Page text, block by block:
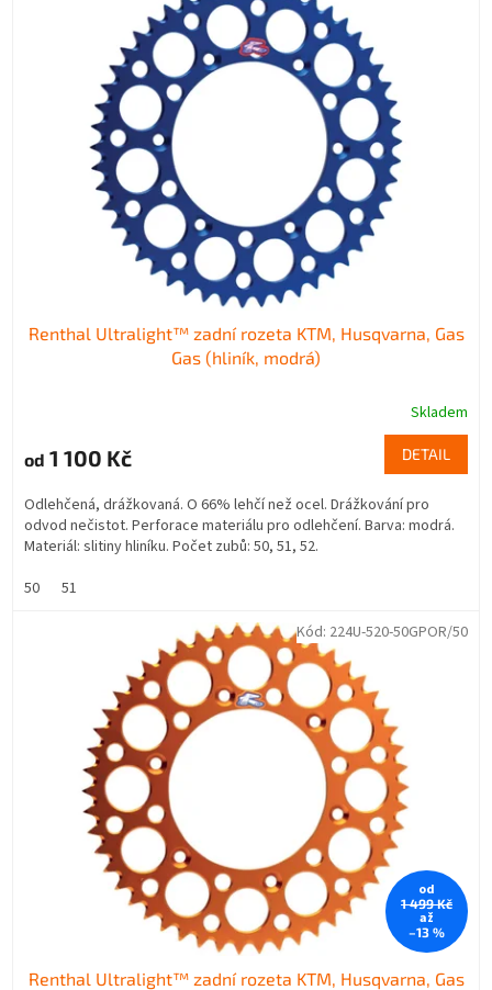
Renthal Ultralight™ zadní rozeta KTM, Husqvarna, Gas
Gas (hliník, modrá)
Skladem
od 1 100 Kč DETAIL
Odlehčená, drážkovaná. O 66% lehčí než ocel. Drážkování pro
odvod nečistot. Perforace materiálu pro odlehčení. Barva: modrá.
Materiál: slitiny hliníku. Počet zubů: 50, 51, 52.
50
51
od
1 499 Kč
až
–13 %
Renthal Ultralight™ zadní rozeta KTM, Husqvarna, Gas
Kód: 224U-520-50GPOR/50